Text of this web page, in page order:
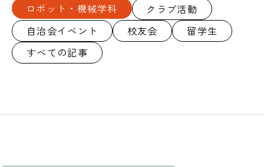
ロボット・機械学科
クラブ活動
自治会イベント
校友会
留学生
すべての記事